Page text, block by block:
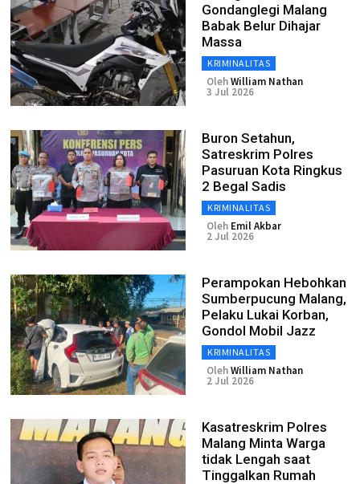
Gondanglegi Malang
Babak Belur Dihajar
Massa
KRIMINALITAS
OlehWilliam Nathan
3 Jul 2026
Buron Setahun,
Satreskrim Polres
Pasuruan Kota Ringkus
2 Begal Sadis
KRIMINALITAS
Oleh Emil Akbar
2 Jul 2026
Perampokan Hebohkan
Sumberpucung Malang,
Pelaku Lukai Korban,
Gondol Mobil Jazz
KRIMINALITAS
OlehWilliam Nathan
2 Jul 2026
Kasatreskrim Polres
Malang Minta Warga
tidak Lengah saat
Tinggalkan Rumah